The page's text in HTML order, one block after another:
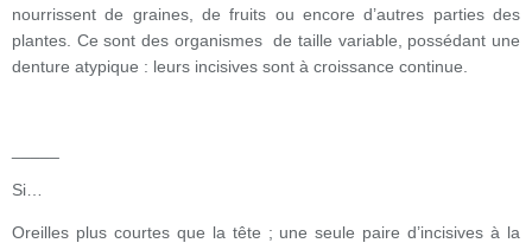
nourrissent de graines, de fruits ou encore d’autres parties des
plantes. Ce sont des organismes de taille variable, possédant une
denture atypique : leurs incisives sont à croissance continue.
Si…
Oreilles plus courtes que la tête ; une seule paire d’incisives à la